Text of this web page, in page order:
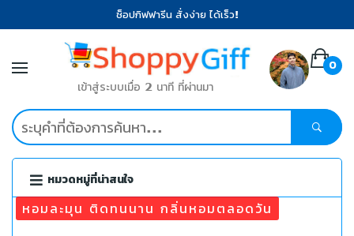
ช็อปกิฟฟารีน สั่งง่าย ได้เร็ว!
เข้าสู่ระบบเมื่อ 2 นาที ที่ผ่านมา
0
หมวดหมู่ที่น่าสนใจ
หอมละมุน ติดทนนาน กลิ่นหอมตลอดวัน